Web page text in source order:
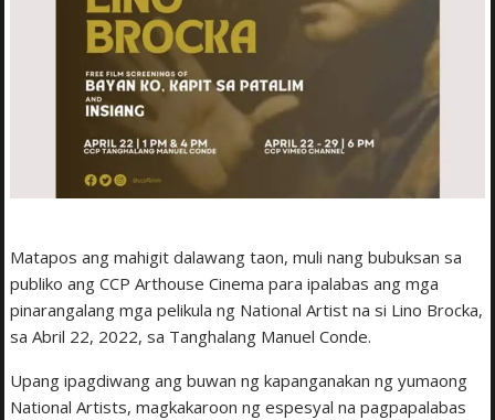
Matapos ang mahigit dalawang taon, muli nang bubuksan sa
publiko ang CCP Arthouse Cinema para ipalabas ang mga
pinarangalang mga pelikula ng National Artist na si Lino Brocka,
sa Abril 22, 2022, sa Tanghalang Manuel Conde.
Upang ipagdiwang ang buwan ng kapanganakan ng yumaong
National Artists, magkakaroon ng espesyal na pagpapalabas